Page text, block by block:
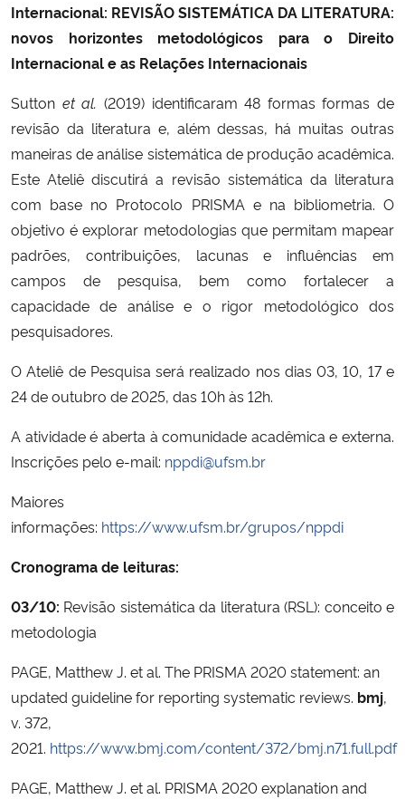
Internacional: REVISÃO SISTEMÁTICA DA LITERATURA:
novos horizontes metodológicos para o Direito
Internacional e as Relações Internacionais
Sutton et al. (2019) identificaram 48 formas formas de
revisão da literatura e, além dessas, há muitas outras
maneiras de análise sistemática de produção acadêmica.
Este Ateliê discutirá a revisão sistemática da literatura
com base no Protocolo PRISMA e na bibliometria. O
objetivo é explorar metodologias que permitam mapear
padrões, contribuições, lacunas e influências em
campos de pesquisa, bem como fortalecer a
capacidade de análise e o rigor metodológico dos
pesquisadores.
O Ateliê de Pesquisa será realizado nos dias 03, 10, 17 e
24 de outubro de 2025, das 10h às 12h.
A atividade é aberta à comunidade acadêmica e externa.
Inscrições pelo e-mail: nppdi@ufsm.br
Maiores
informações: https://www.ufsm.br/grupos/nppdi
Cronograma de leituras:
03/10: Revisão sistemática da literatura (RSL): conceito e
metodologia
PAGE, Matthew J. et al. The PRISMA 2020 statement: an
updated guideline for reporting systematic reviews. bmj,
v. 372,
2021. https://www.bmj.com/content/372/bmj.n71.full.pdf
PAGE, Matthew J. et al. PRISMA 2020 explanation and